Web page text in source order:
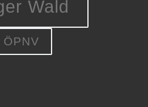
Wald
ÖPNV